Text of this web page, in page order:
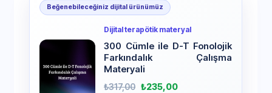
Beğenebileceğiniz dijital ürünümüz
Dijital terapötik materyal
300 Cümle ile D-T Fonolojik
Farkındalık Çalışma
Materyali
₺317,00 ₺235,00